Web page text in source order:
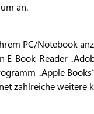
an.
PC/Notebook
E-Book-Reader
„Apple
zahlreiche weitere